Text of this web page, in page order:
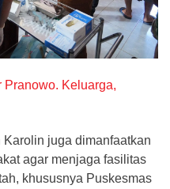
Pranowo. Keluarga,
juga dimanfaatkan
agar menjaga fasilitas
khususnya Puskesmas